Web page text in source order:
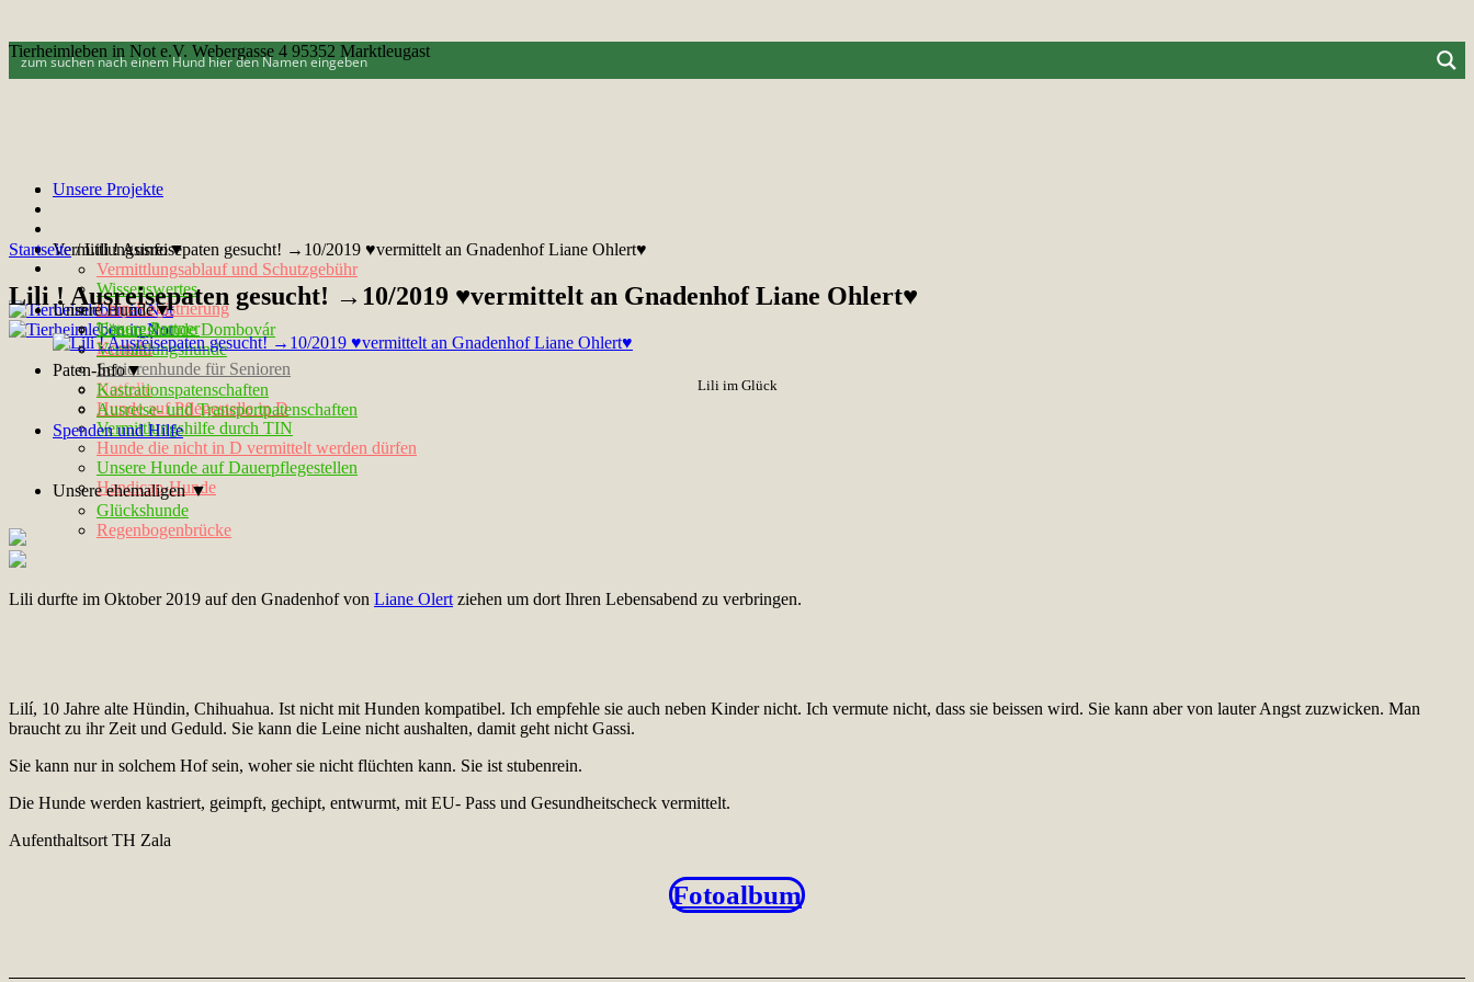
Tierheimleben in Not e.V. Webergasse 4 95352 Marktleugast
Unsere Projekte
Vermittlungsinfo▼
Vermittlungsablauf und Schutzgebühr
Wissenswertes
Chip-Registrierung
Unsere Partner
Kontakt
Unsere Hunde▼
Tötungshunde Dombovár
Vermittlungshunde
Seniorenhunde für Senioren
Notfelle
Hunde auf Pflegestelle in D
Vermittlungshilfe durch TIN
Hunde die nicht in D vermittelt werden dürfen
Unsere Hunde auf Dauerpflegestellen
Handicap-Hunde
Paten-Info▼
Kastrationspatenschaften
Ausreise- und Transportpatenschaften
Spenden und Hilfe
Unsere ehemaligen ▼
Glückshunde
Regenbogenbrücke
Startseite /Lili ! Ausreisepaten gesucht! →10/2019 ♥vermittelt an Gnadenhof Liane Ohlert♥
Lili ! Ausreisepaten gesucht! →10/2019 ♥vermittelt an Gnadenhof Liane Ohlert♥
Lili im Glück
Lili durfte im Oktober 2019 auf den Gnadenhof von Liane Olert ziehen um dort Ihren Lebensabend zu verbringen.
Lilí, 10 Jahre alte Hündin, Chihuahua. Ist nicht mit Hunden kompatibel. Ich empfehle sie auch neben Kinder nicht. Ich vermute nicht, dass sie beissen wird. Sie kann aber von lauter Angst zuzwicken. Man
braucht zu ihr Zeit und Geduld. Sie kann die Leine nicht aushalten, damit geht nicht Gassi.
Sie kann nur in solchem Hof sein, woher sie nicht flüchten kann. Sie ist stubenrein.
Die Hunde werden kastriert, geimpft, gechipt, entwurmt, mit EU- Pass und Gesundheitscheck vermittelt.
Aufenthaltsort TH Zala
Fotoalbum